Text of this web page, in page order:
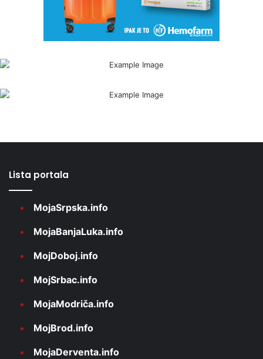
Lista portala
MojaSrpska.info
MojaBanjaLuka.info
MojDoboj.info
MojSrbac.info
MojaModriča.info
MojBrod.info
MojaDerventa.info